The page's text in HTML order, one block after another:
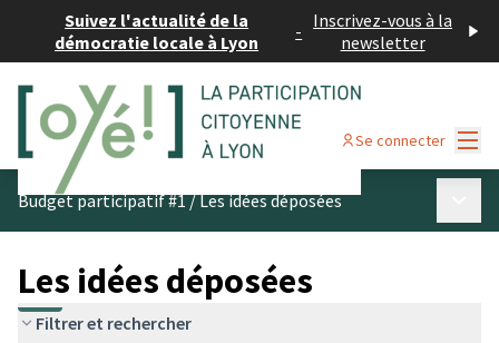
Suivez l'actualité de la
démocratie locale à Lyon
- Inscrivez-vous à la
newsletter
Se connecter
Budget participatif #1/Les idées déposées
Les idées déposées
Filtrer et rechercher